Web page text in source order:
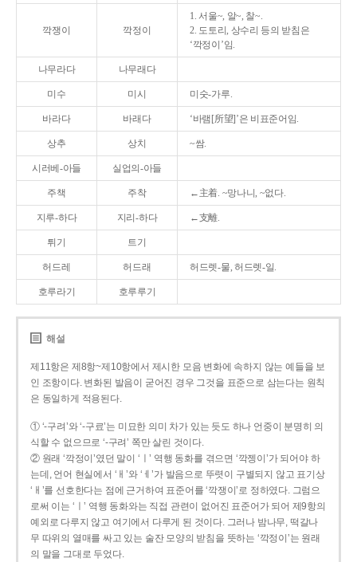
깍쟁이 깍정이
1. 서울~, 알~, 찰~.
2. 도토리, 상수리 등의 받침은
‘깍정이’임.
나무라다 나무래다
미수 미시 미숫-가루.
바라다 바래다 ‘바램[所望]’은 비표준어임.
상추 상치 ~쌈.
시러베-아들 실업의-아들
주책 주착 ←主着. ~망나니, ~없다.
지루-하다 지리-하다 ←支離.
튀기 트기
허드레 허드래 허드렛-물, 허드렛-일.
호루라기 호루루기
해설
제11항은 제8항~제10항에서 제시한 모음 변화에 속하지 않는 예들을 보
인 조항이다. 변화된 발음이 굳어진 경우 그것을 표준으로 삼는다는 원칙
은 동일하게 적용된다.
① ‘-구려’와 ‘-구료’는 미묘한 의미 차가 있는 듯도 하나 언중이 분명히 의
식할 수 없으므로 ‘-구려’ 쪽만 살린 것이다.
② 원래 ‘깍정이’였던 말이 ‘ㅣ’ 역행 동화를 겪으면 ‘깍젱이’가 되어야 하
는데, 언어 현실에서 ‘ㅐ’와 ‘ㅔ’가 발음으로 뚜렷이 구별되지 않고 표기상
‘ㅐ’를 선호한다는 점에 근거하여 표준어를 ‘깍쟁이’로 정하였다. 그럼으
로써 이는 ‘ㅣ’ 역행 동화와는 직접 관련이 없어진 표준어가 되어 제9항의
예외로 다루지 않고 여기에서 다루게 된 것이다. 그러나 밤나무, 떡갈나
무 따위의 열매를 싸고 있는 술잔 모양의 받침을 뜻하는 ‘깍정이’는 원래
의 말을 그대로 두었다.